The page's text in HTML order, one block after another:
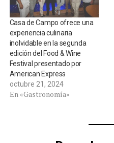
Casa de Campo ofrece una
experiencia culinaria
inolvidable en la segunda
edición del Food & Wine
Festival presentado por
American Express
octubre 21, 2024
En «Gastronomía»